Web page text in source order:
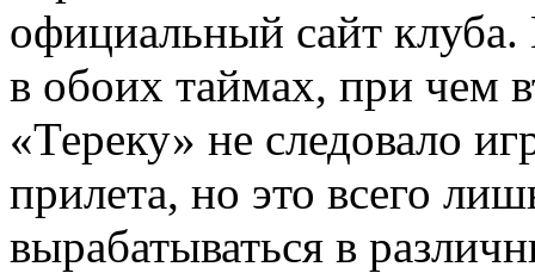
официальный сайт
в обоих таймах, при чем
«Тереку» не следовало
прилета, но это всего
вырабатываться в